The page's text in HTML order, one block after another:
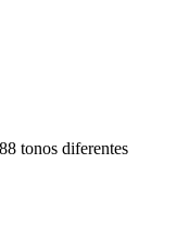
tonos diferentes